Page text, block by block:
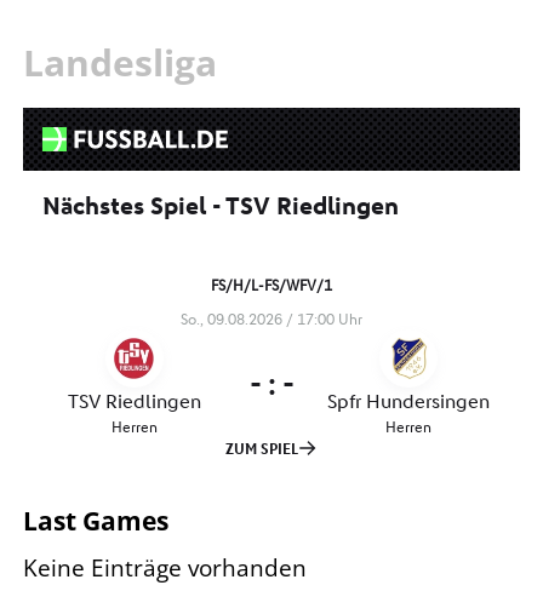
Landesliga
Last Games
Keine Einträge vorhanden